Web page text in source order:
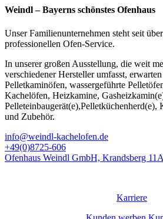
Weindl – Bayerns schönstes Ofenhaus
Unser Familienunternehmen steht seit
professionellen Ofen-Service.
In unserer großen Ausstellung, die weit
verschiedener Hersteller umfasst,
Pelletkaminöfen, wassergeführte
Kachelöfen, Heizkamine,
Pelleteinbaugerät(e),Pelletküchenherd(e),
und Zubehör.
info@weindl-kachelofen.de
+49(0)8725-606
Ofenhaus Weindl GmbH, Krandsberg
Karriere